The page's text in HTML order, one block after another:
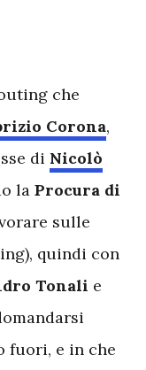
che
Corona,
di Nicolò
la Procura di
sulle
quindi con
Tonali e
fuori, e in che